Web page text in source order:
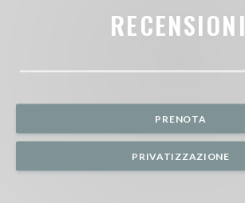
RECENSIONI
PRENOTA
PRIVATIZZAZIONE